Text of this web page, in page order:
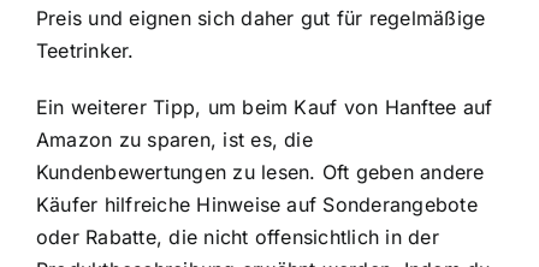
Preis und eignen sich daher gut für regelmäßige
Teetrinker.
Ein weiterer Tipp, um beim Kauf von Hanftee auf
Amazon zu sparen, ist es, die
Kundenbewertungen zu lesen. Oft geben andere
Käufer hilfreiche Hinweise auf Sonderangebote
oder Rabatte, die nicht offensichtlich in der